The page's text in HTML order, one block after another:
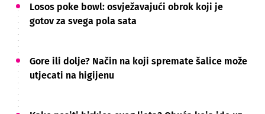
Losos poke bowl: osvježavajući obrok koji je
gotov za svega pola sata
Gore ili dolje? Način na koji spremate šalice može
utjecati na higijenu